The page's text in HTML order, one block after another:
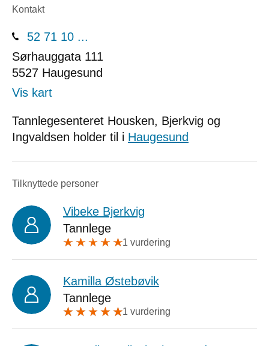
Kontakt
52 71 10 ...
Sørhauggata 111
5527 Haugesund
Vis kart
Tannlegesenteret Housken, Bjerkvig og
Ingvaldsen holder til i Haugesund
Tilknyttede personer
Vibeke Bjerkvig
Tannlege
1 vurdering
Kamilla Østebøvik
Tannlege
1 vurdering